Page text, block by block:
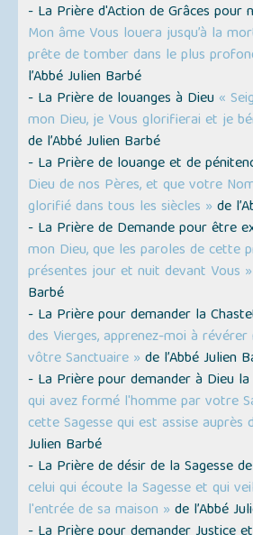
- La Prière d'Action de Grâces pour
Mon âme Vous louera jusqu’à la
prête de tomber dans le plus
l’Abbé Julien Barbé
- La Prière de louanges à Dieu «
mon Dieu, je Vous glorifierai et je
de l’Abbé Julien Barbé
- La Prière de louange et de
Dieu de nos Pères, et que votre
glorifié dans tous les siècles » de
- La Prière de Demande pour être
mon Dieu, que les paroles de cette
présentes jour et nuit devant Vous »
Barbé
- La Prière pour demander la
des Vierges, apprenez-moi à
vôtre Sanctuaire » de l’Abbé Julien
- La Prière pour demander à Dieu la
qui avez formé l'homme par votre
cette Sagesse qui est assise auprès
Julien Barbé
- La Prière de désir de la Sagesse
celui qui écoute la Sagesse et qui
l'entrée de sa maison » de l’Abbé